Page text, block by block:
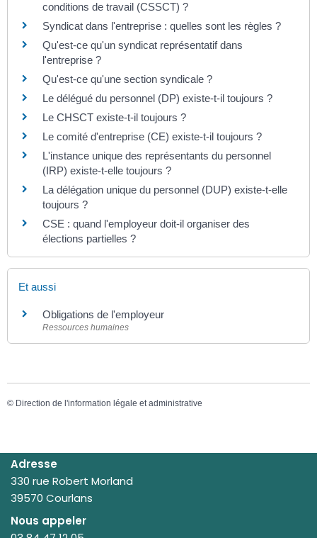
conditions de travail (CSSCT) ?
Syndicat dans l'entreprise : quelles sont les règles ?
Qu'est-ce qu'un syndicat représentatif dans
l'entreprise ?
Qu'est-ce qu'une section syndicale ?
Le délégué du personnel (DP) existe-t-il toujours ?
Le CHSCT existe-t-il toujours ?
Le comité d'entreprise (CE) existe-t-il toujours ?
L'instance unique des représentants du personnel
(IRP) existe-t-elle toujours ?
La délégation unique du personnel (DUP) existe-t-elle
toujours ?
CSE : quand l'employeur doit-il organiser des
élections partielles ?
Et aussi
Obligations de l'employeur
Ressources humaines
© Direction de l'information légale et administrative
Adresse
330 rue Robert Morland
39570 Courlans
Nous appeler